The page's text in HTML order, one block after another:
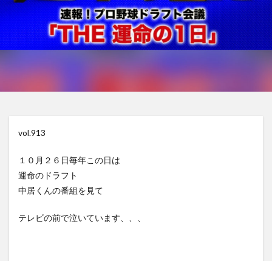
vol.913
１０月２６日毎年この日は
運命のドラフト
中居くんの番組を見て
テレビの前で泣いています、、、